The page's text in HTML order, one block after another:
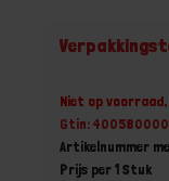
Niet op
Gtin:
Artikelnummer
Prijs per 1 Stuk